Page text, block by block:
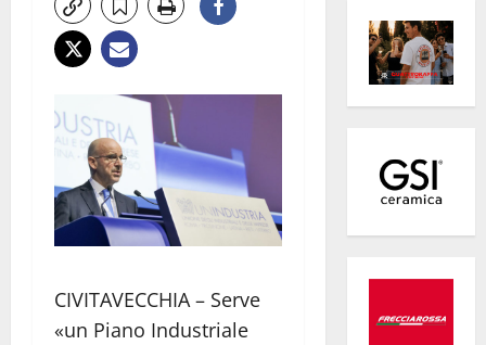
CIVITAVECCHIA – Serve
«un Piano Industriale